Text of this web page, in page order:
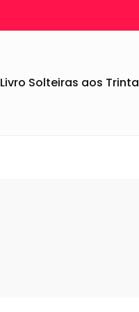
Livro Solteiras aos Trinta